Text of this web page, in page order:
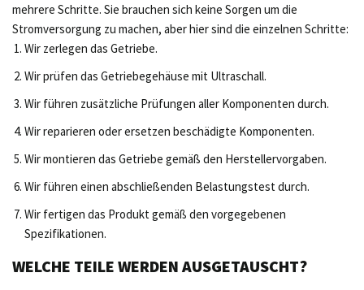
mehrere Schritte. Sie brauchen sich keine Sorgen um die
Stromversorgung zu machen, aber hier sind die einzelnen Schritte:
Wir zerlegen das Getriebe.
Wir prüfen das Getriebegehäuse mit Ultraschall.
Wir führen zusätzliche Prüfungen aller Komponenten durch.
Wir reparieren oder ersetzen beschädigte Komponenten.
Wir montieren das Getriebe gemäß den Herstellervorgaben.
Wir führen einen abschließenden Belastungstest durch.
Wir fertigen das Produkt gemäß den vorgegebenen
Spezifikationen.
WELCHE TEILE WERDEN AUSGETAUSCHT?